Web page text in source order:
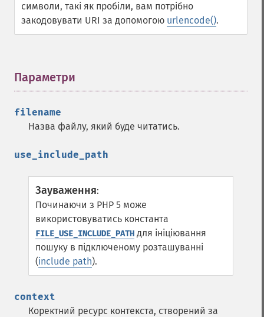
символи, такі як пробіли, вам потрібно
закодовувати URI за допомогою urlencode().
Параметри
filename
Назва файлу, який буде читатись.
use_include_path
Зауваження:
Починаючи з PHP 5 може
використовуватись константа
FILE_USE_INCLUDE_PATH для ініціювання
пошуку в підключеному розташуванні
(include path).
context
Коректний ресурс контекста, створений за